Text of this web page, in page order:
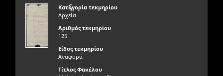
ς
Κατηγορία τεκμηρίου
Αρχεία
Αριθμός τεκμηρίου
125
Είδος τεκμηρίου
Αναφορά
Τίτλος Φακέλου